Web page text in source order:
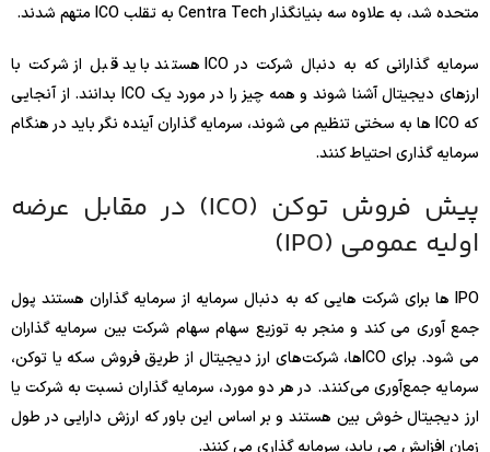
متحده شد، به علاوه سه بنیانگذار Centra Tech به تقلب ICO متهم شدند.
سرمایه گذارانی که به دنبال شرکت در ICO هستند باید قبل از شرکت با
ارزهای دیجیتال آشنا شوند و همه چیز را در مورد یک ICO بدانند. از آنجایی
که ICO ها به سختی تنظیم می شوند، سرمایه گذاران آینده نگر باید در هنگام
سرمایه گذاری احتیاط کنند.
پیش فروش توکن (ICO) در مقابل عرضه
اولیه عمومی (IPO)
IPO ها برای شرکت هایی که به دنبال سرمایه از سرمایه گذاران هستند پول
جمع آوری می کند و منجر به توزیع سهام سهام شرکت بین سرمایه گذاران
می شود. برای ICOها، شرکت‌های ارز دیجیتال از طریق فروش سکه یا توکن،
سرمایه جمع‌آوری می‌کنند. در هر دو مورد، سرمایه گذاران نسبت به شرکت یا
ارز دیجیتال خوش بین هستند و بر اساس این باور که ارزش دارایی در طول
زمان افزایش می یابد، سرمایه گذاری می کنند.